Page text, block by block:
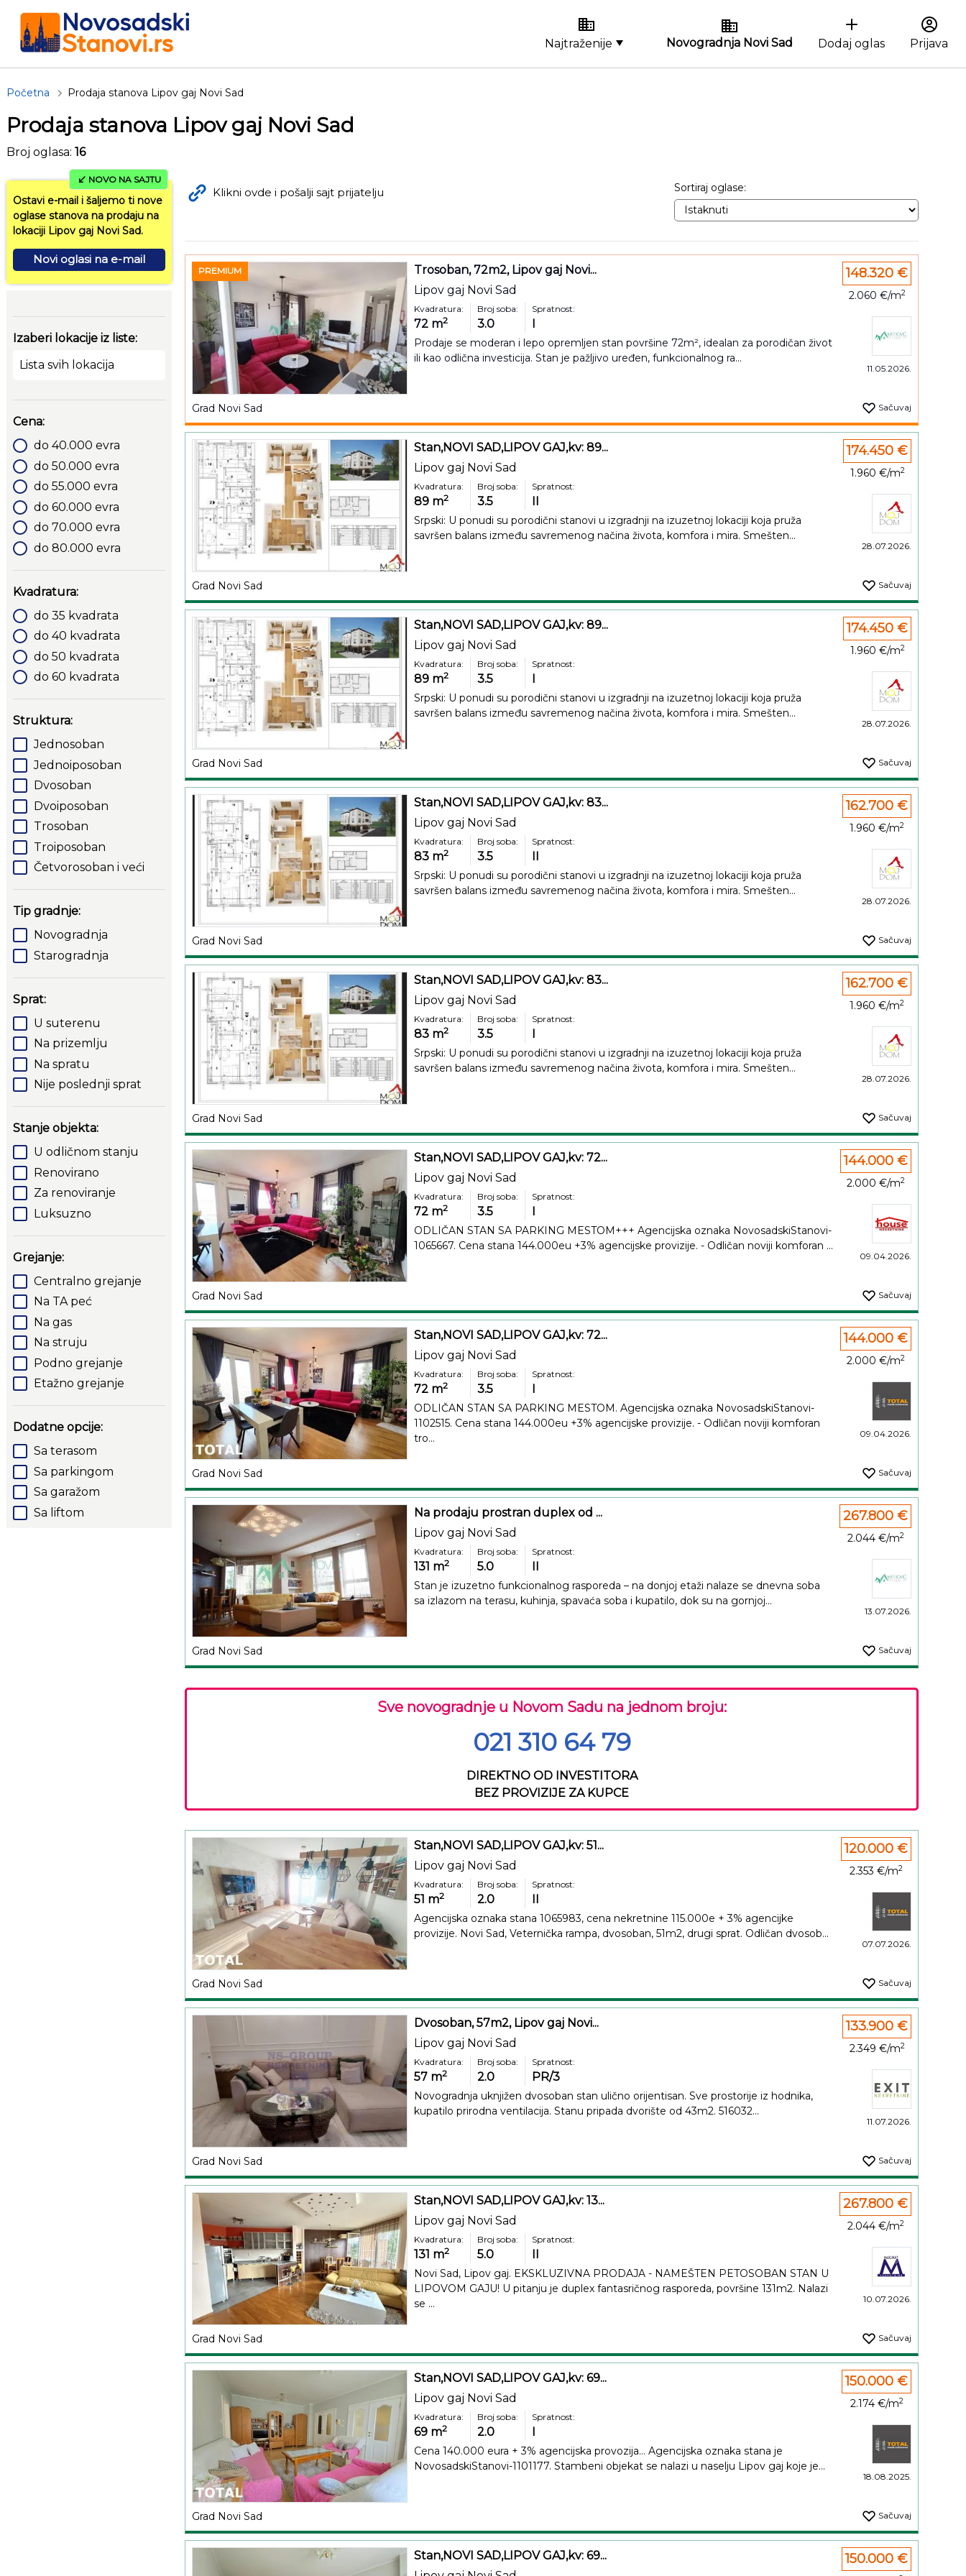
Najtraženije Novogradnja Novi Sad Dodaj oglas Prijava
Početna Prodaja stanova Lipov gaj Novi Sad
Prodaja stanova Lipov gaj Novi Sad
Broj oglasa: 16
NOVO NA SAJTU
Ostavi e-mail i šaljemo ti nove
oglase stanova na prodaju na
lokaciji Lipov gaj Novi Sad.
Novi oglasi na e-mail
Izaberi lokacije iz liste:
Lista svih lokacija
Cena:
do 40.000 evra
do 50.000 evra
do 55.000 evra
do 60.000 evra
do 70.000 evra
do 80.000 evra
Kvadratura:
do 35 kvadrata
do 40 kvadrata
do 50 kvadrata
do 60 kvadrata
Struktura:
Jednosoban
Jednoiposoban
Dvosoban
Dvoiposoban
Trosoban
Troiposoban
Četvorosoban i veći
Tip gradnje:
Novogradnja
Starogradnja
Sprat:
U suterenu
Na prizemlju
Na spratu
Nije poslednji sprat
Stanje objekta:
U odličnom stanju
Renovirano
Za renoviranje
Luksuzno
Grejanje:
Centralno grejanje
Na TA peć
Na gas
Na struju
Podno grejanje
Etažno grejanje
Dodatne opcije:
Sa terasom
Sa parkingom
Sa garažom
Sa liftom
Klikni ovde i pošalji sajt prijatelju Sortiraj oglase:
PREMIUM
Trosoban, 72m2, Lipov gaj Novi...
Lipov gaj Novi Sad
Kvadratura:
72 m2
Broj soba:
3.0
Spratnost:
I
Prodaje se moderan i lepo opremljen stan površine 72m², idealan za porodičan život
ili kao odlična investicija. Stan je pažljivo uređen, funkcionalnog ra...
148.320 €
2.060 €/m2
11.05.2026.
Grad Novi Sad Sačuvaj
Stan,NOVI SAD,LIPOV GAJ,kv: 89...
Lipov gaj Novi Sad
Kvadratura:
89 m2
Broj soba:
3.5
Spratnost:
II
Srpski: U ponudi su porodični stanovi u izgradnji na izuzetnoj lokaciji koja pruža
savršen balans između savremenog načina života, komfora i mira. Smešten...
174.450 €
1.960 €/m2
28.07.2026.
Grad Novi Sad Sačuvaj
Stan,NOVI SAD,LIPOV GAJ,kv: 89...
Lipov gaj Novi Sad
Kvadratura:
89 m2
Broj soba:
3.5
Spratnost:
I
Srpski: U ponudi su porodični stanovi u izgradnji na izuzetnoj lokaciji koja pruža
savršen balans između savremenog načina života, komfora i mira. Smešten...
174.450 €
1.960 €/m2
28.07.2026.
Grad Novi Sad Sačuvaj
Stan,NOVI SAD,LIPOV GAJ,kv: 83...
Lipov gaj Novi Sad
Kvadratura:
83 m2
Broj soba:
3.5
Spratnost:
II
Srpski: U ponudi su porodični stanovi u izgradnji na izuzetnoj lokaciji koja pruža
savršen balans između savremenog načina života, komfora i mira. Smešten...
162.700 €
1.960 €/m2
28.07.2026.
Grad Novi Sad Sačuvaj
Stan,NOVI SAD,LIPOV GAJ,kv: 83...
Lipov gaj Novi Sad
Kvadratura:
83 m2
Broj soba:
3.5
Spratnost:
I
Srpski: U ponudi su porodični stanovi u izgradnji na izuzetnoj lokaciji koja pruža
savršen balans između savremenog načina života, komfora i mira. Smešten...
162.700 €
1.960 €/m2
28.07.2026.
Grad Novi Sad Sačuvaj
Stan,NOVI SAD,LIPOV GAJ,kv: 72...
Lipov gaj Novi Sad
Kvadratura:
72 m2
Broj soba:
3.5
Spratnost:
I
ODLIČAN STAN SA PARKING MESTOM+++ Agencijska oznaka NovosadskiStanovi-
1065667. Cena stana 144.000eu +3% agencijske provizije. - Odličan noviji komforan ...
144.000 €
2.000 €/m2
09.04.2026.
Grad Novi Sad Sačuvaj
Stan,NOVI SAD,LIPOV GAJ,kv: 72...
Lipov gaj Novi Sad
Kvadratura:
72 m2
Broj soba:
3.5
Spratnost:
I
ODLIČAN STAN SA PARKING MESTOM. Agencijska oznaka NovosadskiStanovi-
1102515. Cena stana 144.000eu +3% agencijske provizije. - Odličan noviji komforan
tro...
144.000 €
2.000 €/m2
09.04.2026.
Grad Novi Sad Sačuvaj
Na prodaju prostran duplex od ...
Lipov gaj Novi Sad
Kvadratura:
131 m2
Broj soba:
5.0
Spratnost:
II
Stan je izuzetno funkcionalnog rasporeda – na donjoj etaži nalaze se dnevna soba
sa izlazom na terasu, kuhinja, spavaća soba i kupatilo, dok su na gornjoj...
267.800 €
2.044 €/m2
13.07.2026.
Grad Novi Sad Sačuvaj
Sve novogradnje u Novom Sadu na jednom broju:
021 310 64 79
DIREKTNO OD INVESTITORA
BEZ PROVIZIJE ZA KUPCE
Stan,NOVI SAD,LIPOV GAJ,kv: 51...
Lipov gaj Novi Sad
Kvadratura:
51 m2
Broj soba:
2.0
Spratnost:
II
Agencijska oznaka stana 1065983, cena nekretnine 115.000e + 3% agencijke
provizije. Novi Sad, Veternička rampa, dvosoban, 51m2, drugi sprat. Odličan dvosob...
120.000 €
2.353 €/m2
07.07.2026.
Grad Novi Sad Sačuvaj
Dvosoban, 57m2, Lipov gaj Novi...
Lipov gaj Novi Sad
Kvadratura:
57 m2
Broj soba:
2.0
Spratnost:
PR/3
Novogradnja uknjižen dvosoban stan ulično orijentisan. Sve prostorije iz hodnika,
kupatilo prirodna ventilacija. Stanu pripada dvorište od 43m2. 516032...
133.900 €
2.349 €/m2
11.07.2026.
Grad Novi Sad Sačuvaj
Stan,NOVI SAD,LIPOV GAJ,kv: 13...
Lipov gaj Novi Sad
Kvadratura:
131 m2
Broj soba:
5.0
Spratnost:
II
Novi Sad, Lipov gaj. EKSKLUZIVNA PRODAJA - NAMEŠTEN PETOSOBAN STAN U
LIPOVOM GAJU! U pitanju je duplex fantasričnog rasporeda, površine 131m2. Nalazi
se ...
267.800 €
2.044 €/m2
10.07.2026.
Grad Novi Sad Sačuvaj
Stan,NOVI SAD,LIPOV GAJ,kv: 69...
Lipov gaj Novi Sad
Kvadratura:
69 m2
Broj soba:
2.0
Spratnost:
I
Cena 140.000 eura + 3% agencijska provozija... Agencijska oznaka stana je
NovosadskiStanovi-1101177. Stambeni objekat se nalazi u naselju Lipov gaj koje je...
150.000 €
2.174 €/m2
18.08.2025.
Grad Novi Sad Sačuvaj
Stan,NOVI SAD,LIPOV GAJ,kv: 69...
150.000 €